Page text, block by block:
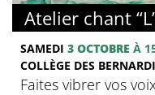
Atelier chant
SAMEDI 3 OCTOBRE À
COLLÈGE DES
Faites vibrer vos